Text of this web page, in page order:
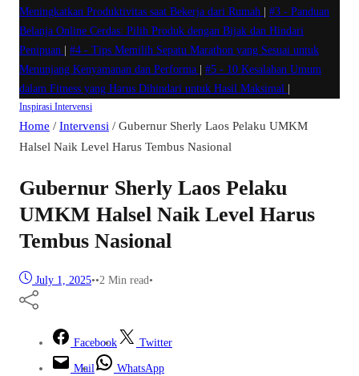
Meningkatkan Produktivitas saat Bekerja dari Rumah
#3 - Panduan
Belanja Online Cerdas: Pilih Produk dengan Bijak dan Hindari
Penipuan
#4 - Tips Memilih Sepatu Marathon yang Sesuai untuk
Menunjang Kenyamanan dan Performa
#5 - 10 Kesalahan Umum
dalam Fitness yang Harus Dihindari untuk Hasil Maksimal
Inspirasi Intervensi
Home / Intervensi / Gubernur Sherly Laos Pelaku UMKM
Halsel Naik Level Harus Tembus Nasional
Gubernur Sherly Laos Pelaku
UMKM Halsel Naik Level Harus
Tembus Nasional
July 1, 2025••2 Min read•
Facebook Twitter
Mail WhatsApp